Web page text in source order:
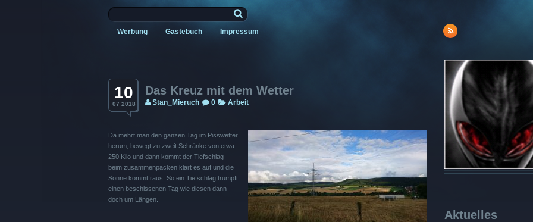
Werbung Gästebuch Impressum
10
07 2018
Das Kreuz mit dem Wetter
Stan_Mieruch 0 Arbeit
Da mehrt man den ganzen Tag im Pisswetter
herum, bewegt zu zweit Schränke von etwa
250 Kilo und dann kommt der Tiefschlag –
beim zusammenpacken klart es auf und die
Sonne kommt raus. So ein Tiefschlag trumpft
einen beschissenen Tag wie diesen dann
doch um Längen.
Aktuelles